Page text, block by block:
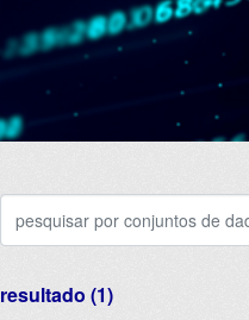
resultado (1)